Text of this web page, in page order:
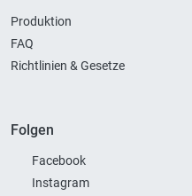
Produktion
FAQ
Richtlinien & Gesetze
Folgen
Facebook
Instagram